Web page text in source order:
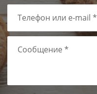
Телефон или e-mail *
Сообщение *